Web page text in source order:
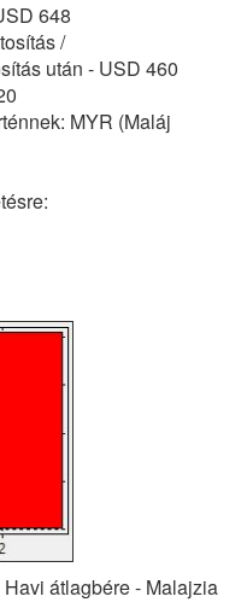
648
/
után - USD 460
MYR (Maláj
átlagbére - Malajzia